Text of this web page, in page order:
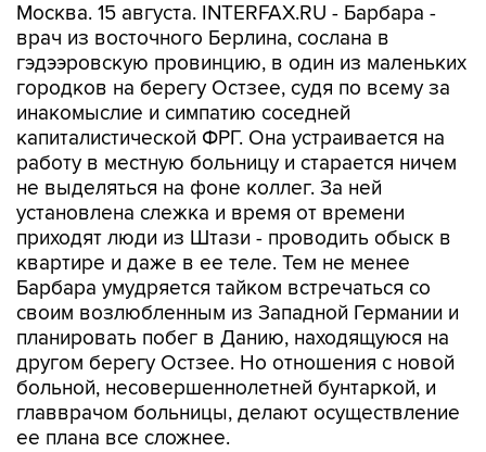
Москва. 15 августа. INTERFAX.RU - Барбара -
врач из восточного Берлина, сослана в
гэдээровскую провинцию, в один из маленьких
городков на берегу Остзее, судя по всему за
инакомыслие и симпатию соседней
капиталистической ФРГ. Она устраивается на
работу в местную больницу и старается ничем
не выделяться на фоне коллег. За ней
установлена слежка и время от времени
приходят люди из Штази - проводить обыск в
квартире и даже в ее теле. Тем не менее
Барбара умудряется тайком встречаться со
своим возлюбленным из Западной Германии и
планировать побег в Данию, находящуюся на
другом берегу Остзее. Но отношения с новой
больной, несовершеннолетней бунтаркой, и
главврачом больницы, делают осуществление
ее плана все сложнее.